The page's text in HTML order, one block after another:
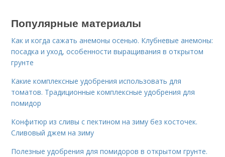
Популярные материалы
Как и когда сажать анемоны осенью. Клубневые анемоны:
посадка и уход, особенности выращивания в открытом
грунте
Какие комплексные удобрения использовать для
томатов. Традиционные комплексные удобрения для
помидор
Конфитюр из сливы с пектином на зиму без косточек.
Сливовый джем на зиму
Полезные удобрения для помидоров в открытом грунте.